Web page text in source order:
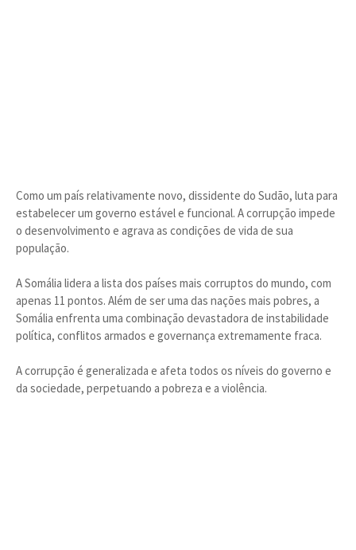
Como um país relativamente novo, dissidente do Sudão, luta para
estabelecer um governo estável e funcional. A corrupção impede
o desenvolvimento e agrava as condições de vida de sua
população.
A Somália lidera a lista dos países mais corruptos do mundo, com
apenas 11 pontos. Além de ser uma das nações mais pobres, a
Somália enfrenta uma combinação devastadora de instabilidade
política, conflitos armados e governança extremamente fraca.
A corrupção é generalizada e afeta todos os níveis do governo e
da sociedade, perpetuando a pobreza e a violência.